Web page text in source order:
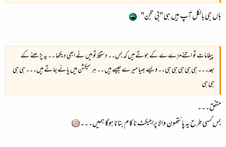
ہاں جی بالکل آپ ہیں ہی"بی حجّن"
پیغامات تو اتنےمزےے کے ہوتے ہیں کہ بس۔۔ دستخط تو میں نے ابھی دیکھا ۔۔ یہ پڑھنے کے
بعد۔۔۔ ہی ہی ہی ہی ہی۔۔ ویسے بھیا میرے جیسے ہیں ۔۔ ہر سیکشن میں پائے جاتے ہیں۔۔۔ ہی ہی
ہی ہی
متفق۔۔۔
بس کسی طرح یہ پائتھون والا پراجیکٹ ناکام بنانا ہوگا ہمیں۔۔۔